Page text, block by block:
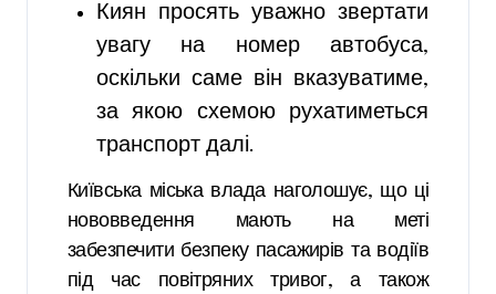
Киян просять уважно звертати
увагу на номер автобуса,
оскільки саме він вказуватиме,
за якою схемою рухатиметься
транспорт далі.
Київська міська влада наголошує, що ці
нововведення мають на меті
забезпечити безпеку пасажирів та водіїв
під час повітряних тривог, а також